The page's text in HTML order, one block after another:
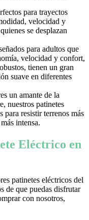
para trayectos
velocidad y
se desplazan
para adultos que
velocidad y confort,
tienen un gran
suave en diferentes
un amante de la
nuestros patinetes
para resistir terrenos más
intensa.
Eléctrico en
patinetes eléctricos del
de que puedas disfrutar
con nosotros,